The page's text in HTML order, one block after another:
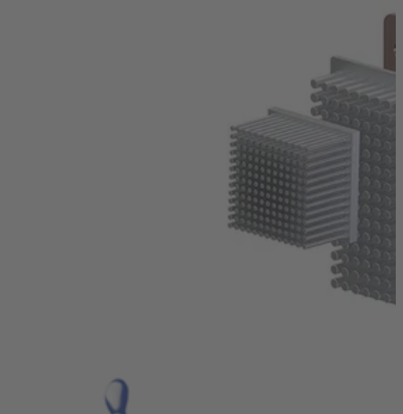
Dissipateurs de Chaleur Extrudés à Ailettes
Ailettes carrées, rectangulaires ou rondes Pin-Fin et
High-Fin ou Cross-Cut en aluminium ou en cuivre pour